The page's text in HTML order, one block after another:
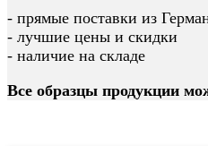
- прямые поставки из
- лучшие цены и скидки
- наличие на складе
Все образцы продукции